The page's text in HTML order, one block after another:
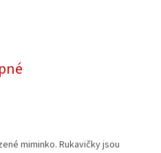
miminko. Rukavičky jsou